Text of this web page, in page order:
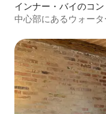
インナー・バイのコ
中心部にあるウォー